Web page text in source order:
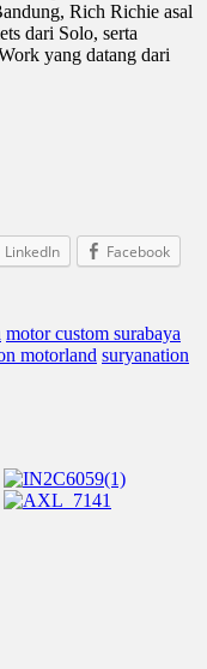
Rich Richie asal
dari Solo, serta
yang datang dari
LinkedIn
Facebook
motor custom surabaya
motorland suryanation